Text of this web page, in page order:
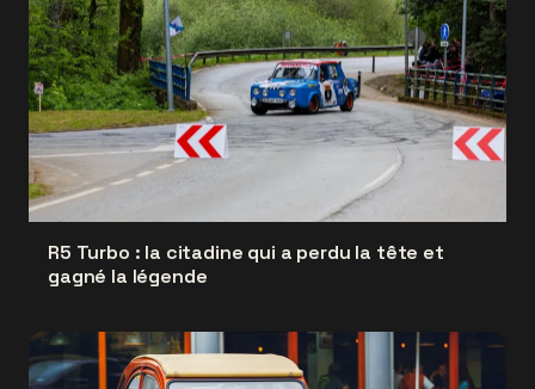
R5 Turbo : la citadine qui a perdu la tête et
gagné la légende